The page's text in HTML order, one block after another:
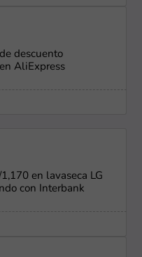
descuento
AliExpress
en lavaseca LG
con Interbank